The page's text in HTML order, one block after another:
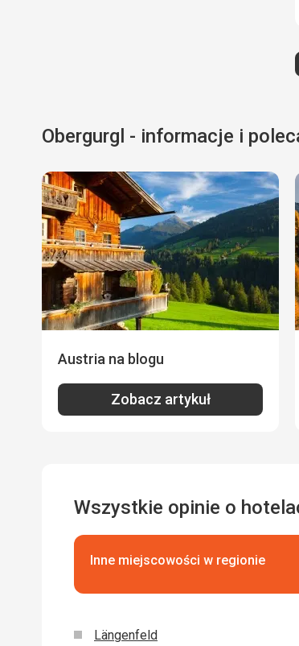
Obergurgl - informacje i
Austria na blogu
Zobacz artykuł
Wszystkie opinie o
Inne miejscowości w regionie
Längenfeld